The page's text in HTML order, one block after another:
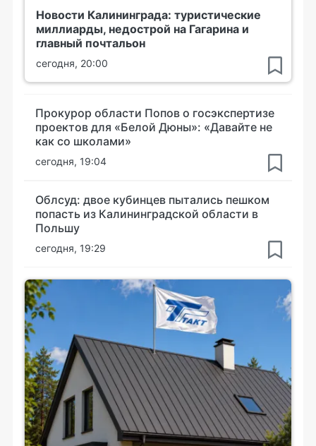
Новости Калининграда: туристические
миллиарды, недострой на Гагарина и
главный почтальон
сегодня, 20:00
Прокурор области Попов о госэкспертизе
проектов для «Белой Дюны»: «Давайте не
как со школами»
сегодня, 19:04
Облсуд: двое кубинцев пытались пешком
попасть из Калининградской области в
Польшу
сегодня, 19:29